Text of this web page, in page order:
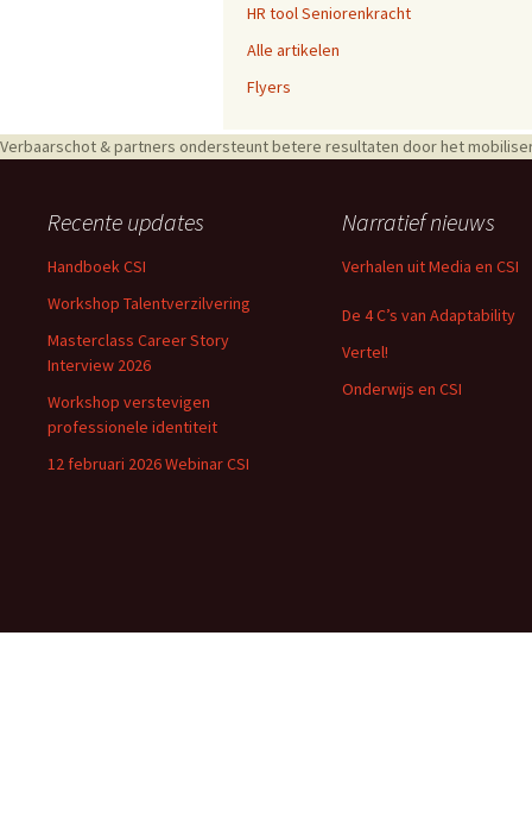
HR tool Seniorenkracht
Alle artikelen
Flyers
Verbaarschot & partners ondersteunt betere resultaten door het
Recente updates
Handboek CSI
Workshop Talentverzilvering
Masterclass Career Story
Interview 2026
Workshop verstevigen
professionele identiteit
12 februari 2026 Webinar CSI
Narratief nieuws
Verhalen uit Media en CSI
De 4 C’s van Adaptability
Vertel!
Onderwijs en CSI